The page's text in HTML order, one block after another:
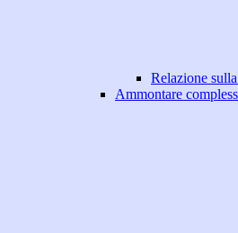
Relazione
Ammontare